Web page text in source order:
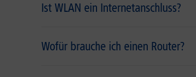
Ist WLAN ein Internetanschluss?
Wofür brauche ich einen Router?